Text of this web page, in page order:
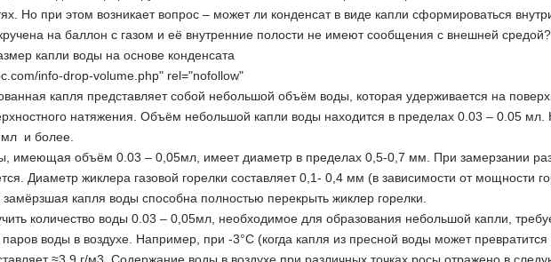
Но при этом возникает вопрос – может ли конденсат в виде капли сформироваться
на баллон с газом и её внутренние полости не имеют сообщения с внешней средой?
капли воды на основе конденсата
info-drop-volume.php" rel="nofollow"
капля представляет собой небольшой объём воды, которая удерживается на
натяжения. Объём небольшой капли воды находится в пределах 0.03 – 0.05 мл.
и более.
имеющая объём 0.03 – 0,05мл, имеет диаметр в пределах 0,5-0,7 мм. При замерзании
Диаметр жиклера газовой горелки составляет 0,1- 0,4 мм (в зависимости от мощности
капля воды способна полностью перекрыть жиклер горелки.
количество воды 0.03 – 0,05мл, необходимое для образования небольшой капли,
паров воды в воздухе. Например, при -3°С (когда капля из пресной воды может
≈3,9 г/м3. Содержание воды в воздухе при различных точках росы отражено в